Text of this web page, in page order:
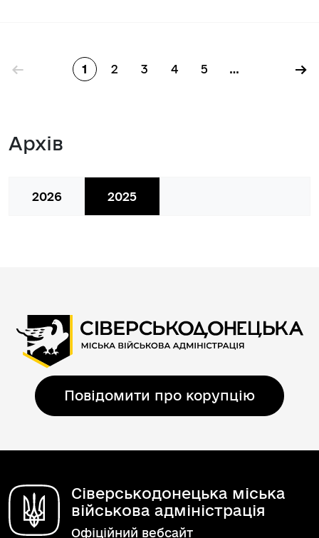
Розбивка на сторінки
← Сторінка
1
Сторінка
2
Сторінка
3
Сторінка
4
Сторінка
5 … →
Архів
2026 2025
Повідомити про корупцію
Сіверськодонецька міська
військова адміністрація
Офіційний вебсайт